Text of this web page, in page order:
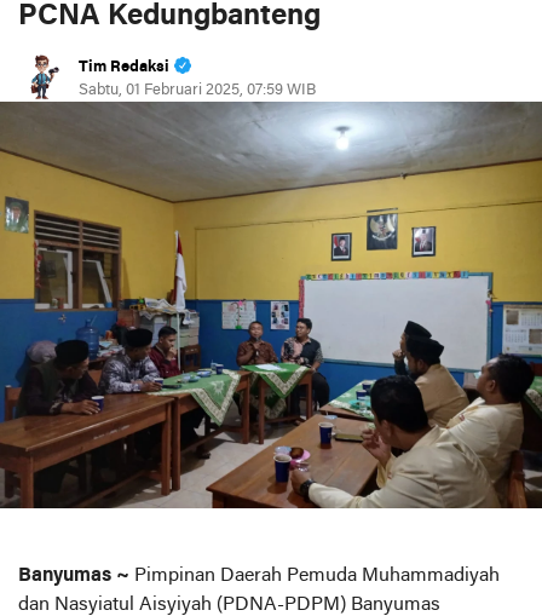
PCNA Kedungbanteng
Tim Redaksi
Sabtu, 01 Februari 2025, 07:59 WIB
Banyumas ~ Pimpinan Daerah Pemuda Muhammadiyah
dan Nasyiatul Aisyiyah (PDNA-PDPM) Banyumas